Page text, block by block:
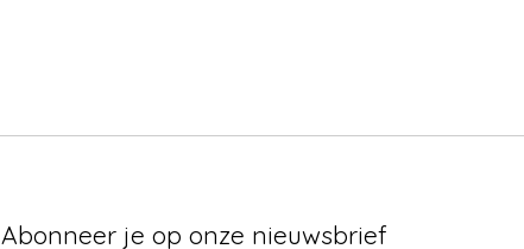
Abonneer je op onze nieuwsbrief